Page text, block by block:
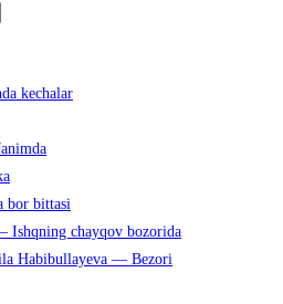
чтобы
панель
поиска.
kechalar
bor bittasi
Ishqning chayqov bozorida
Habibullayeva — Bezori